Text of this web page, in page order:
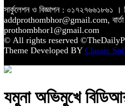
সার্কুলেশন ও বিজ্ঞাপন : ০১৭২৭৬৬১৮৬১ ।
addprothombhor@gmail.com,
prothombhor1@gmail.com
© All rights reserved
Theme Developed BY Classic
যমুনা অভিমুখে